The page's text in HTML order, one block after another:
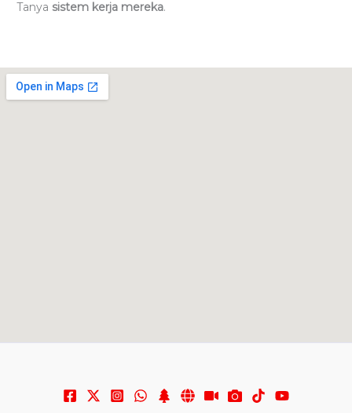
Tanya sistem kerja mereka.